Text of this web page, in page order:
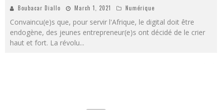
Boubacar Diallo March 1, 2021 Numérique
Convaincu(e)s que, pour servir l'Afrique, le digital doit être
endogène, des jeunes entrepreneur(e)s ont décidé de le crier
haut et fort. La révolu...